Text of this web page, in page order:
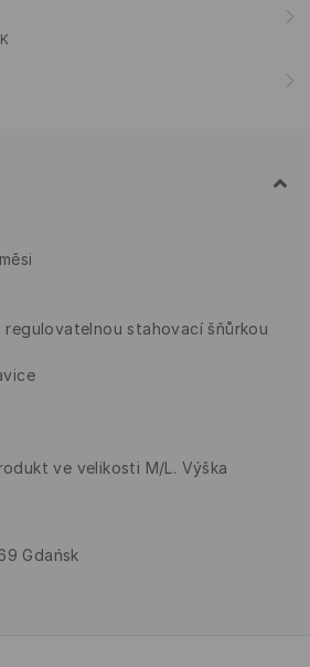
regulovatelnou stahovací šňůrkou
ve velikosti M/L. Výška
Gdańsk